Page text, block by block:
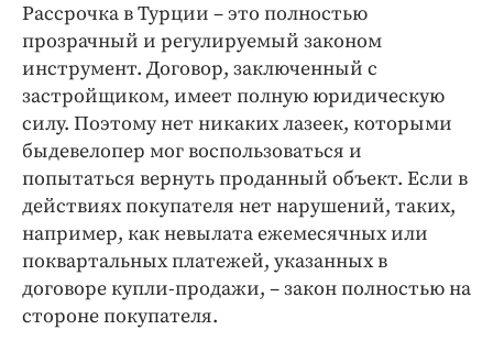
Рассрочка в Турции – это полностью
прозрачный и регулируемый законом
инструмент. Договор, заключенный с
застройщиком, имеет полную юридическую
силу. Поэтому нет никаких лазеек, которыми
быдевелопер мог воспользоваться и
попытаться вернуть проданный объект. Если в
действиях покупателя нет нарушений, таких,
например, как невылата ежемесячных или
поквартальных платежей, указанных в
договоре купли-продажи, – закон полностью на
стороне покупателя.